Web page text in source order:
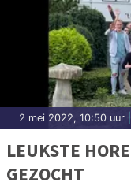
2 mei 2022, 10:50 uur
LEUKSTE
GEZOCHT